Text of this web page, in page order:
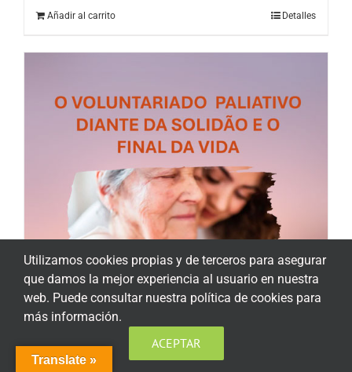
Añadir al carrito Detalles
Translate »
Utilizamos cookies propias y de terceros para asegurar
que damos la mejor experiencia al usuario en nuestra
web. Puede consultar nuestra política de cookies para
más información.
ACEPTAR